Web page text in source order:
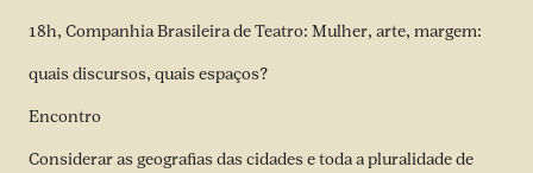
18h, Companhia Brasileira de Teatro: Mulher, arte, margem:
quais discursos, quais espaços?
Encontro
Considerar as geografias das cidades e toda a pluralidade de